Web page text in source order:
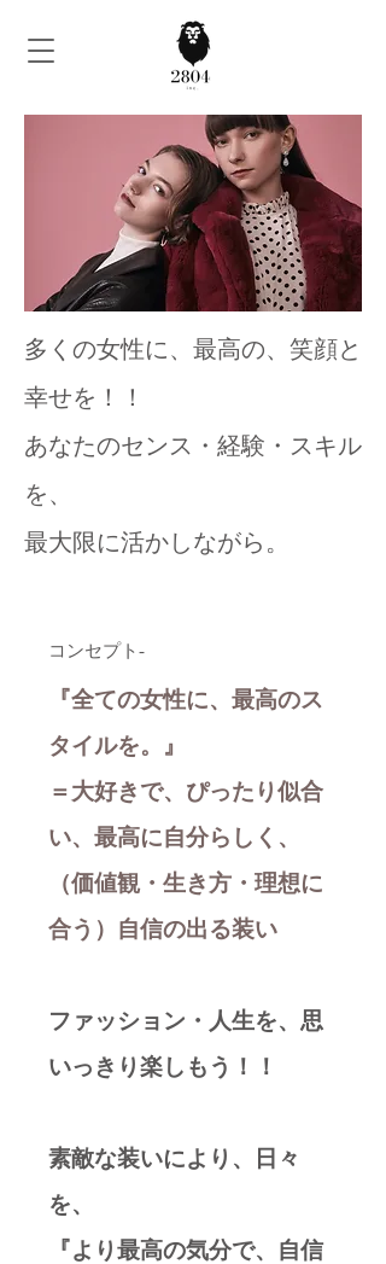
多くの女性に、最高の、笑顔と
幸せを！！
あなたのセンス・経験・スキル
を、
最大限に活かしながら。
コンセプト-
『全ての女性に、最高のス
タイルを。』
＝大好きで、ぴったり似合
い、最高に自分らしく、
（価値観・生き方・理想に
合う）自信の出る装い
ファッション・人生を、思
いっきり楽しもう！！
素敵な装いにより、日々
を、
『より最高の気分で、自信